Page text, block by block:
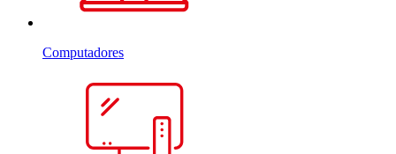
Computadores